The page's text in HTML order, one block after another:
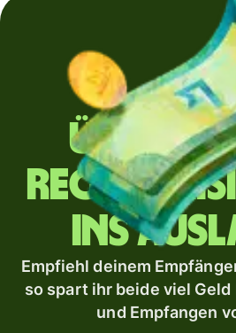
ins
Empfiehl deinem
so spart ihr beide viel
und Empfangen